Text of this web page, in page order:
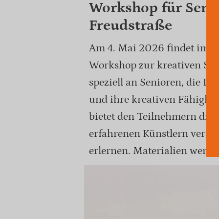
Workshop für
Freudstraße
Am 4. Mai 2026 findet im
Workshop zur kreativen
speziell an Senioren, die
und ihre kreativen
bietet den Teilnehmern die
erfahrenen Künstlern
erlernen. Materialien